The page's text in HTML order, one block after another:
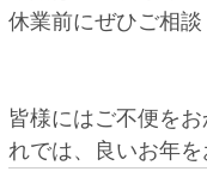
休業前にぜひご相
皆様にはご不便を
れでは、良いお年